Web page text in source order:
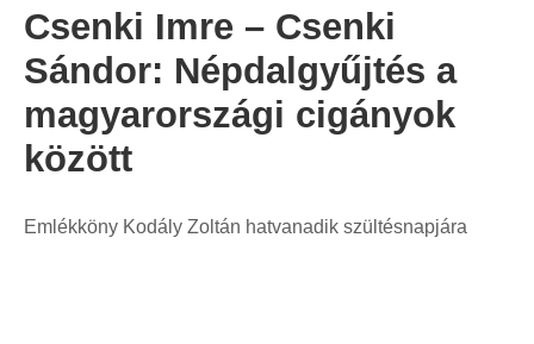
á
m
s
z
e
:
Csenki Imre – Csenki
Sándor: Népdalgyűjtés a
magyarországi cigányok
között
Emlékköny Kodály Zoltán hatvanadik szültésnapjára